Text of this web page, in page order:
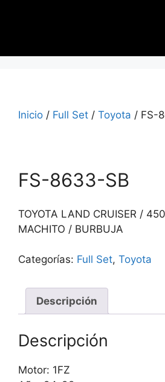
Inicio / Full Set / Toyota / FS-
FS-8633-SB
TOYOTA LAND CRUISER /
MACHITO / BURBUJA
Categorías: Full Set, Toyota
Descripción
Descripción
Motor: 1FZ